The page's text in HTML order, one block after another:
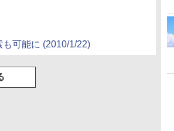
可能に (2010/1/22)